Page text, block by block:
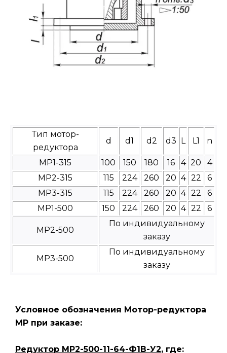
Тип мотор-
редуктора
d d1 d2 d3 L L1 n
МР1-315 100 150 180 16 4 20
4
МР2-315
115 224 260 20 4 22
6
МР3-315
115 224 260 20 4 22
6
МР1-500
150 224 260 20 4 22 6
МР2-500
По индивидуальному
заказу
МР3-500
По индивидуальному
заказу
Условное обозначения Мотор-редуктора
МР при заказе:
Редуктор МР2-500-11-64-Ф1В-У2, где: